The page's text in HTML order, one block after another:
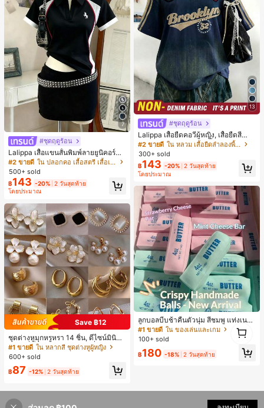
7
#ชุดฤดูร้อน
Lalippa เสื้อแขนสั้นพิมพ์ลายยูนิคอร์นล
ายทางสีตัดกันสำหรับผู้หญิง สไตล์วิทย
าลัย
#2 ขายดี
ใน ปลอกคอ เสื้อสตรี เสื้อเบลาส์ & Tee
500+ sold
฿143 -20% 2 วันสุดท้าย
โดยประมาณ
Save ฿12
ชุดต่างหูมุกหรูหรา 14 ชิ้น, ดีไซน์มินิมอ
ลใหม่ที่เป็นเอกลักษณ์ ต่างหูที่สง่างาม
สำหรับผู้หญิง, ของขวัญสำหรับเธอ
#1 ขายดี ใน หลากสี ชุดต่างหูผู้หญิง
600+ sold
฿87 -12% 2 วันสุดท้าย
13
#ชุดฤดูร้อน
Lalippa เสื้อยืดคอวีผู้หญิง, เสื้อยืดสีน้ำเ
งินสไตล์มินิมอลเรโทร, เสื้อยืดผู้หญิงทร
งหลวมสบาย, พิมพ์ตัวอักษรและตัวเลข
ภาษาอังกฤษ, เสื้อสำหรับออกไปเที่ยวฤ
ดูร้อน, ลวดลายดีไซน์, ความรู้สึกพรีเมีย
ม, ลำลองอเนกประสงค์, สวมใส่ประจำวั
น, กลางแจ้ง, ช้อปปิ้ง, การเดินทาง, เสื้อ
ผ้ากลางแจ้ง
#2 ขายดี
ใน หลวม เสื้อยืดลำลองพื้นฐาน
300+ sold
฿143 -20% 2 วันสุดท้าย
โดยประมาณ
ลูกบอลบีบช้าคืนตัวนุ่ม สีชมพู แท่งเนย
บีบคลายเครียด นุ่มยืดหยุ่น ของเล่นบีบ
4 ออนซ์ ของเล่นเกลือ เหมาะสำหรับขอ
ของขวัญวันเกิด ของขวัญอีสเตอร์ ของ
#1 ขายดี ใน ของเล่นและเกม
100+ sold
฿180 -18% 2 วันสุดท้าย